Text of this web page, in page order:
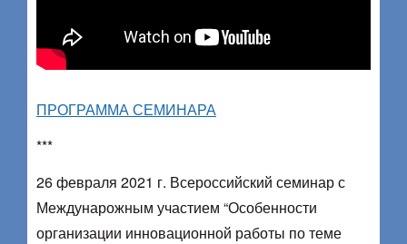
ПРОГРАММА СЕМИНАРА
***
26 февраля 2021 г. Всероссийский семинар с
Междунарожным участием “Особенности
организации инновационной работы по теме